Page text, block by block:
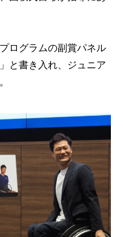
ログラムの副賞パネル
と書き入れ、ジュニア